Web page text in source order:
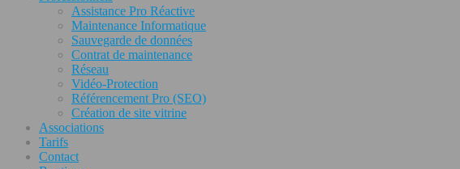
Assistance Pro Réactive
Maintenance Informatique
Sauvegarde de données
Contrat de maintenance
Réseau
Vidéo-Protection
Référencement Pro (SEO)
Création de site vitrine
Associations
Tarifs
Contact